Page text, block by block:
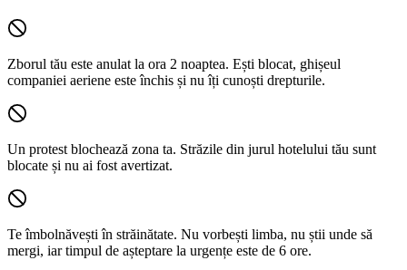
Zborul tău este anulat la ora 2 noaptea. Ești blocat, ghișeul
companiei aeriene este închis și nu îți cunoști drepturile.
Un protest blochează zona ta. Străzile din jurul hotelului tău sunt
blocate și nu ai fost avertizat.
Te îmbolnăvești în străinătate. Nu vorbești limba, nu știi unde să
mergi, iar timpul de așteptare la urgențe este de 6 ore.